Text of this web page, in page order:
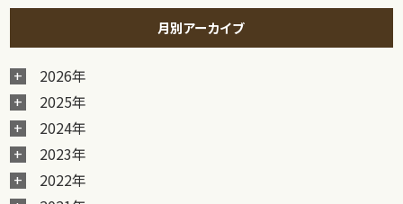
月別アーカイブ
2026年
2025年
2024年
2023年
2022年